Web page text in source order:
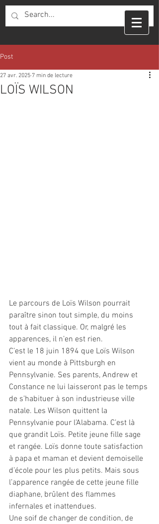
Post
LOÏS WILSON
27 avr. 2025 7 min de lecture
Le parcours de Loïs Wilson pourrait
paraître sinon tout simple, du moins
tout à fait classique. Or, malgré les
apparences, il n’en est rien.
C’est le 18 juin 1894 que Loïs Wilson
vient au monde à Pittsburgh en
Pennsylvanie. Ses parents, Andrew et
Constance ne lui laisseront pas le temps
de s’habituer à son industrieuse ville
natale. Les Wilson quittent la
Pennsylvanie pour l’Alabama. C’est là
que grandit Loïs. Petite jeune fille sage
et rangée. Loïs donne toute satisfaction
à papa et maman et devient demoiselle
d’école pour les plus petits. Mais sous
l’apparence rangée de cette jeune fille
diaphane, brûlent des flammes
infernales et inattendues.
Une soif de changer de condition, de